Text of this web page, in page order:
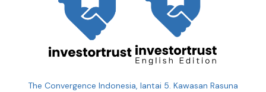
The Convergence Indonesia, lantai 5. Kawasan Rasuna